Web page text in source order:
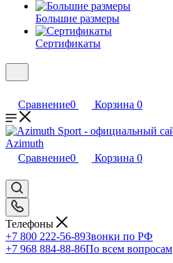
Большие размеры
Сертификаты
Сравнение0 Корзина 0
Сравнение0 Корзина 0
Телефоны
+7 800 222-56-89Звонки по РФ
+7 968 884-88-86По всем вопросам